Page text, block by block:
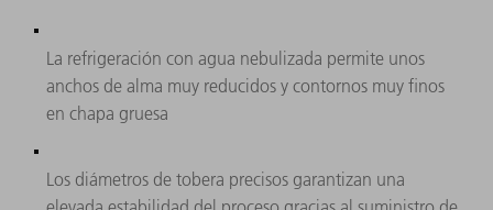
La refrigeración con agua nebulizada permite unos
anchos de alma muy reducidos y contornos muy finos
en chapa gruesa
Los diámetros de tobera precisos garantizan una